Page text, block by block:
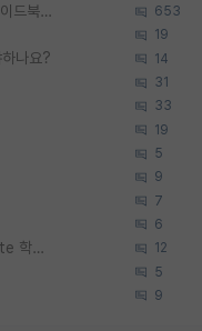
[무료] 2026 미국 대학원 유학 스타터팩 - 가이드북 & 합격자 컨택메일 템플릿 653
19
나요? 14
31
33
19
5
9
7
6
우리나라도 학구 열풍보면 Higher Doctorate 학위가 필요하다고 봅니다. 12
5
9